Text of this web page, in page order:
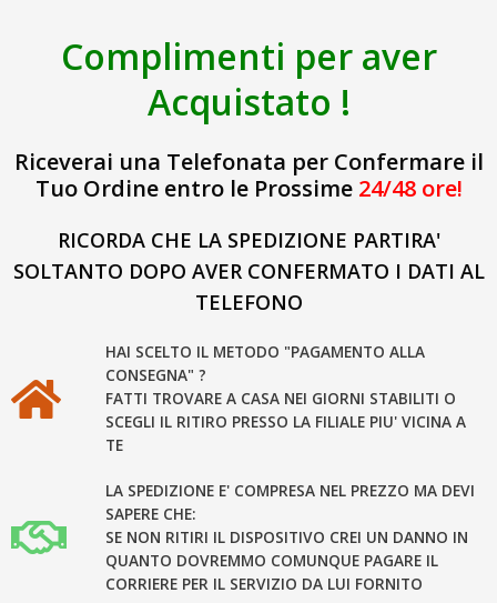
Complimenti per aver
Acquistato !
Riceverai una Telefonata per Confermare il
Tuo Ordine entro le Prossime 24/48 ore!
RICORDA CHE LA SPEDIZIONE PARTIRA'
SOLTANTO DOPO AVER CONFERMATO I DATI AL
TELEFONO
HAI SCELTO IL METODO "PAGAMENTO ALLA
CONSEGNA" ?
FATTI TROVARE A CASA NEI GIORNI STABILITI O
SCEGLI IL RITIRO PRESSO LA FILIALE PIU' VICINA A
TE
LA SPEDIZIONE E' COMPRESA NEL PREZZO MA DEVI
SAPERE CHE:
SE NON RITIRI IL DISPOSITIVO CREI UN DANNO IN
QUANTO DOVREMMO COMUNQUE PAGARE IL
CORRIERE PER IL SERVIZIO DA LUI FORNITO